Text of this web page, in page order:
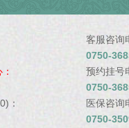
：
客服咨询
0750-
预约挂号
0750-
医保咨
0750-